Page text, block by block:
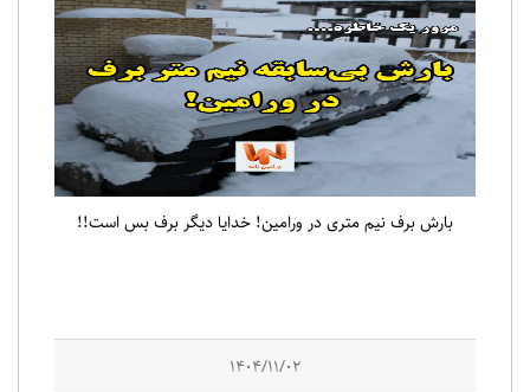
بارش برف نیم متری در ورامین! خدایا دیگر برف بس است!!
1404/11/02